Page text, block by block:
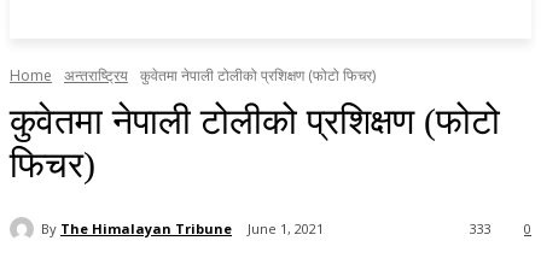
Home अन्तराष्ट्रिय कुवेतमा नेपाली टोलीको प्रशिक्षण (फोटो फिचर)
कुवेतमा नेपाली टोलीको प्रशिक्षण (फोटो
फिचर)
By The Himalayan Tribune June 1, 2021 0
333